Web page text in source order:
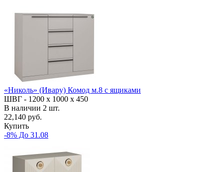
«Николь» (Ивару) Комод м.8 с ящиками
ШВГ - 1200 х 1000 х 450
В наличии 2 шт.
22,140 руб.
Купить
-8% До 31.08